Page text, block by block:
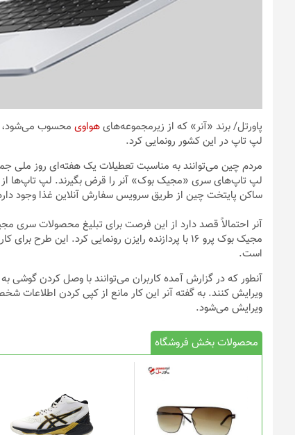
پاورتل/ برند «آنر» که از زیرمجموعه‌هایهواوی محسوب می‌شود،
لپ تاپ در این کشور رونمایی کرد.
لپ تاپ‌های سری «مجیک بوک» آنر را قرض بگیرند. لپ تاپ‌ها از
ساکن پایتخت چین از طریق سرویس سفارش آنلاین غذا وجود
مجیک بوک پرو ۱۶ با پردازنده رایزن رونمایی کرد.
است.
آنطور که در گزارش آمده کاربران می‌توانند با وصل کردن
ویرایش کنند. به گفته آنر این کار مانع از کپی کردن
ویرایش می‌شود.
محصولات بخش فروشگاه
دارای
انواع